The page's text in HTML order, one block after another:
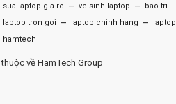
sua laptop gia re – ve sinh laptop –
bao tri
laptop tron goi
– laptop chinh hang –
laptop
hamtech
về HamTech Group